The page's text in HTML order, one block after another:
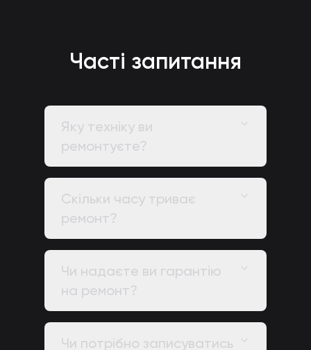
Часті запитання
Яку техніку ви
ремонтуєте?
Скільки часу триває
ремонт?
Чи надаєте ви гарантію
на ремонт?
Чи потрібно записуватись